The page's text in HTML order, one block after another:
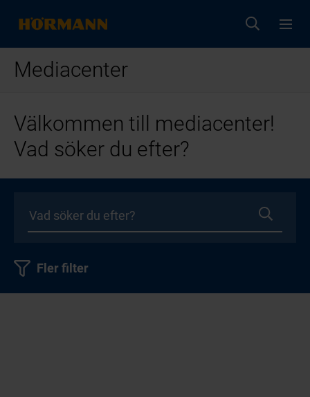
Mediacenter
Välkommen till mediacenter!
Vad söker du efter?
Fler filter